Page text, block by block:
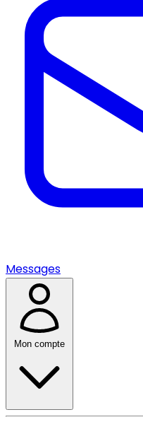
Messages
Mon compte